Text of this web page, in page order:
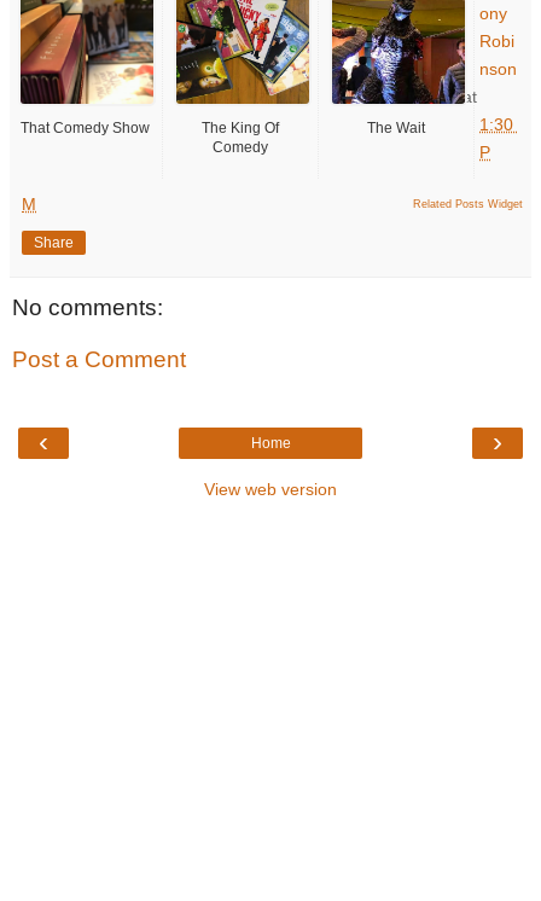
That Comedy Show
The King Of
Comedy
The Wait
Related Posts Widget
ony
Robi
nson
at
1:30
P
M
Share
No comments:
Post a Comment
‹ ›
Home
View web version